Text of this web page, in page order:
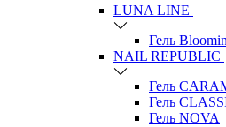
LUNA LINE
Гель
NAIL REPUBLIC
Гель
Гель
Гель NOVA